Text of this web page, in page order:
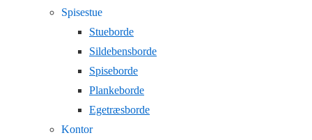
Spisestue
Stueborde
Sildebensborde
Spiseborde
Plankeborde
Egetræsborde
Kontor